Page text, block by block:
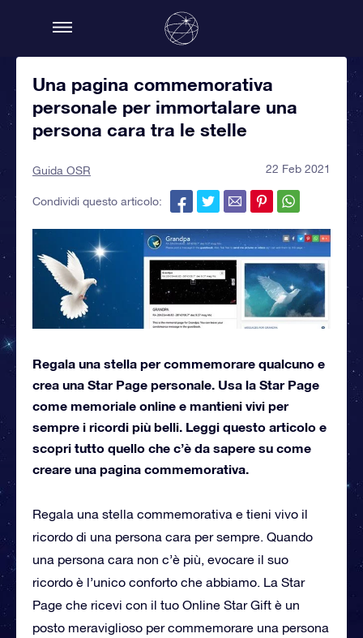
Una pagina commemorativa
personale per immortalare una
persona cara tra le stelle
Guida OSR 22 Feb 2021
Condividi questo articolo:
Regala una stella per commemorare qualcuno e
crea una Star Page personale. Usa la Star Page
come memoriale online e mantieni vivi per
sempre i ricordi più belli. Leggi questo articolo e
scopri tutto quello che c’è da sapere su come
creare una pagina commemorativa.
Regala una stella commemorativa e tieni vivo il
ricordo di una persona cara per sempre. Quando
una persona cara non c’è più, evocare il suo
ricordo è l’unico conforto che abbiamo. La Star
Page che ricevi con il tuo Online Star Gift è un
posto meraviglioso per commemorare una persona